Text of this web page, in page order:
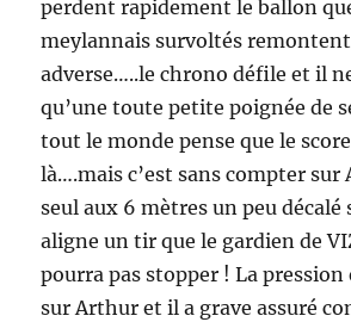
perdent rapidement le ballon
meylannais survoltés remontent
adverse…..le chrono défile et il
qu’une toute petite poignée de
tout le monde pense que le
là….mais c’est sans compter
seul aux 6 mètres un peu décalé
aligne un tir que le gardien de
pourra pas stopper ! La
sur Arthur et il a grave assuré